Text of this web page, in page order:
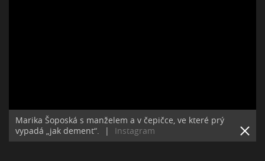
Marika Šoposká s manželem a v čepičce, ve které prý
vypadá „jak dement“.
| Instagram